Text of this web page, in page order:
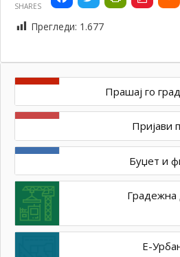
SHARES
Прегледи: 1.677
Прашај го
Пријави
Буџет и
Градежна
Е-